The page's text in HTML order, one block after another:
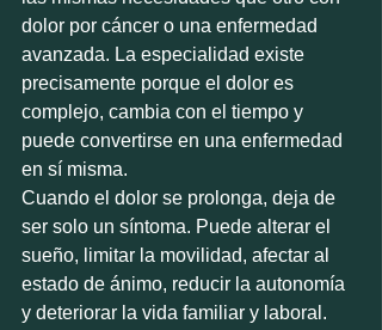
dolor por cáncer o una enfermedad
avanzada. La especialidad existe
precisamente porque el dolor es
complejo, cambia con el tiempo y
puede convertirse en una enfermedad
en sí misma.
Cuando el dolor se prolonga, deja de
ser solo un síntoma. Puede alterar el
sueño, limitar la movilidad, afectar al
estado de ánimo, reducir la autonomía
y deteriorar la vida familiar y laboral.